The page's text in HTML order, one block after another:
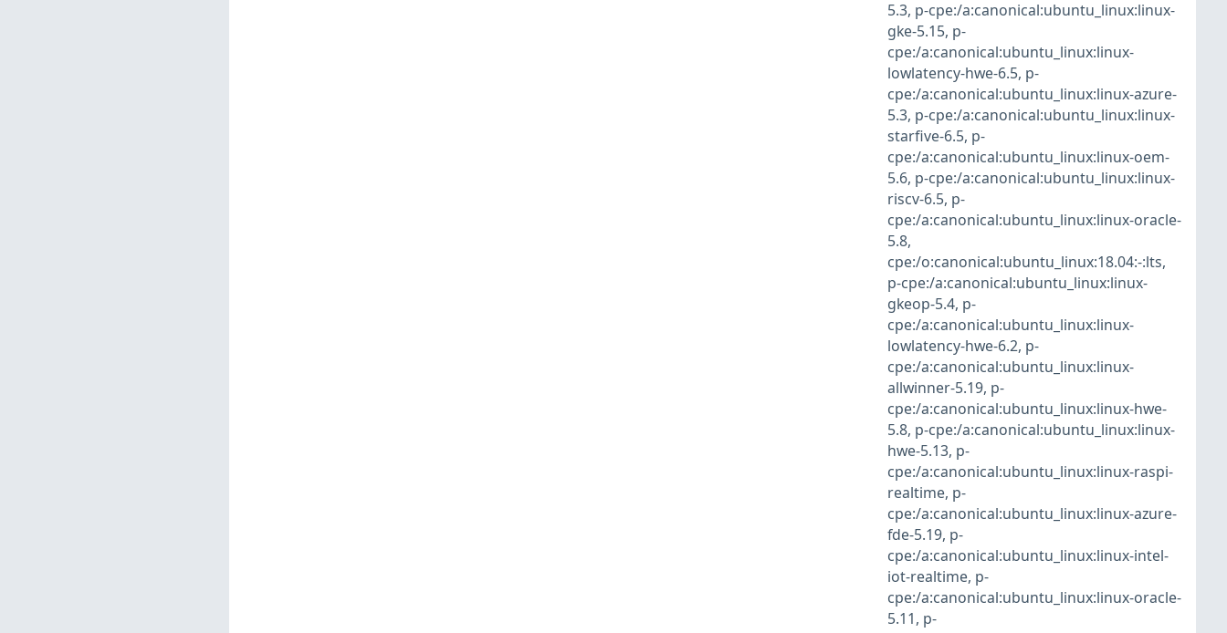
5.3, p-cpe:/a:canonical:ubuntu_linux:linux-
gke-5.15, p-
cpe:/a:canonical:ubuntu_linux:linux-
lowlatency-hwe-6.5, p-
cpe:/a:canonical:ubuntu_linux:linux-azure-
5.3, p-cpe:/a:canonical:ubuntu_linux:linux-
starfive-6.5, p-
cpe:/a:canonical:ubuntu_linux:linux-oem-
5.6, p-cpe:/a:canonical:ubuntu_linux:linux-
riscv-6.5, p-
cpe:/a:canonical:ubuntu_linux:linux-oracle-
5.8,
cpe:/o:canonical:ubuntu_linux:18.04:-:lts,
p-cpe:/a:canonical:ubuntu_linux:linux-
gkeop-5.4, p-
cpe:/a:canonical:ubuntu_linux:linux-
lowlatency-hwe-6.2, p-
cpe:/a:canonical:ubuntu_linux:linux-
allwinner-5.19, p-
cpe:/a:canonical:ubuntu_linux:linux-hwe-
5.8, p-cpe:/a:canonical:ubuntu_linux:linux-
hwe-5.13, p-
cpe:/a:canonical:ubuntu_linux:linux-raspi-
realtime, p-
cpe:/a:canonical:ubuntu_linux:linux-azure-
fde-5.19, p-
cpe:/a:canonical:ubuntu_linux:linux-intel-
iot-realtime, p-
cpe:/a:canonical:ubuntu_linux:linux-oracle-
5.11, p-